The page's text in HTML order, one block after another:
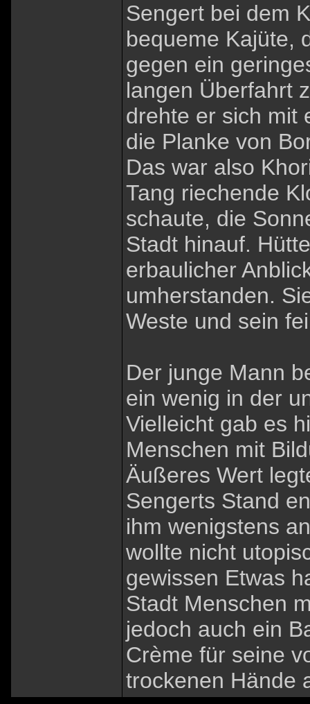
Sengert bei dem
bequeme Kajüte,
gegen ein
langen Überfahrt
drehte er sich mit
die Planke von
Das war also
Tang riechende
schaute, die
Stadt hinauf.
erbaulicher
umherstanden.
Weste und sein
Der junge Mann
ein wenig in der
Vielleicht gab es
Menschen mit
Äußeres Wert
Sengerts Stand
ihm wenigstens
wollte nicht
gewissen Etwas
Stadt Menschen
jedoch auch ein
Crème für seine
trockenen Hände